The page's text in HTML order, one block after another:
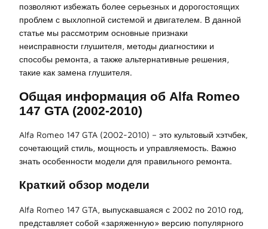
позволяют избежать более серьезных и дорогостоящих
проблем с выхлопной системой и двигателем. В данной
статье мы рассмотрим основные признаки
неисправности глушителя, методы диагностики и
способы ремонта, а также альтернативные решения,
такие как замена глушителя.
Общая информация об Alfa Romeo
147 GTA (2002-2010)
Alfa Romeo 147 GTA (2002-2010) – это культовый хэтчбек,
сочетающий стиль, мощность и управляемость. Важно
знать особенности модели для правильного ремонта.
Краткий обзор модели
Alfa Romeo 147 GTA, выпускавшаяся с 2002 по 2010 год,
представляет собой «заряженную» версию популярного